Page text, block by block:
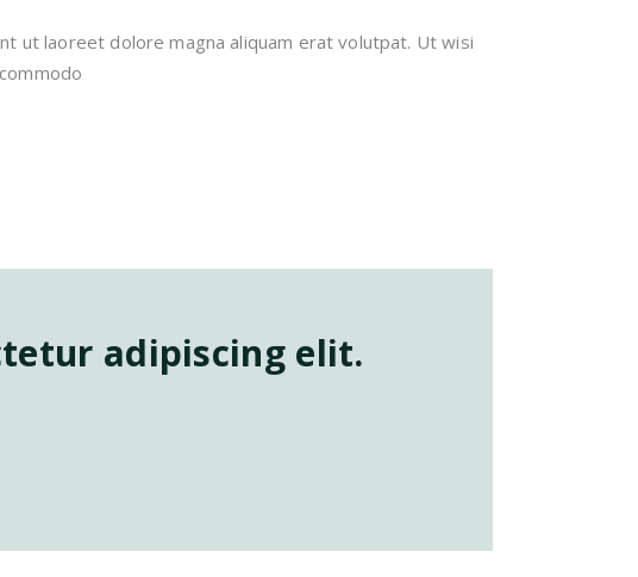
ut laoreet dolore magna aliquam erat volutpat. Ut wisi
adipiscing elit.